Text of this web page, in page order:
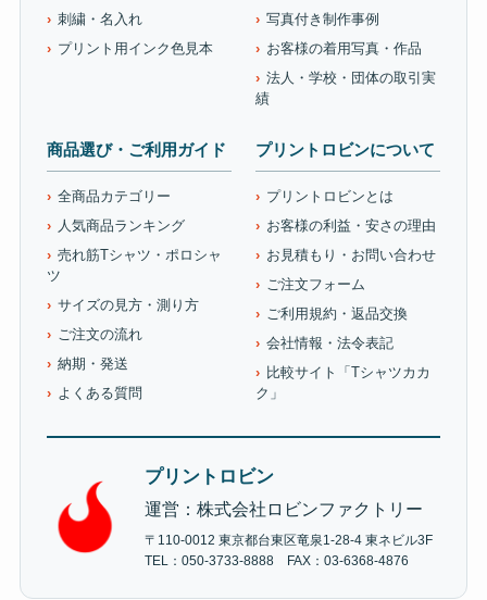
刺繍・名入れ
プリント用インク色見本
写真付き制作事例
お客様の着用写真・作品
法人・学校・団体の取引実
績
商品選び・ご利用ガイド
全商品カテゴリー
人気商品ランキング
売れ筋Tシャツ・ポロシャ
ツ
サイズの見方・測り方
ご注文の流れ
納期・発送
よくある質問
プリントロビンについて
プリントロビンとは
お客様の利益・安さの理由
お見積もり・お問い合わせ
ご注文フォーム
ご利用規約・返品交換
会社情報・法令表記
比較サイト「Tシャツカカ
ク」
プリントロビン
運営：株式会社ロビンファクトリー
〒110-0012 東京都台東区竜泉1-28-4 東ネビル3F
TEL：050-3733-8888 FAX：03-6368-4876